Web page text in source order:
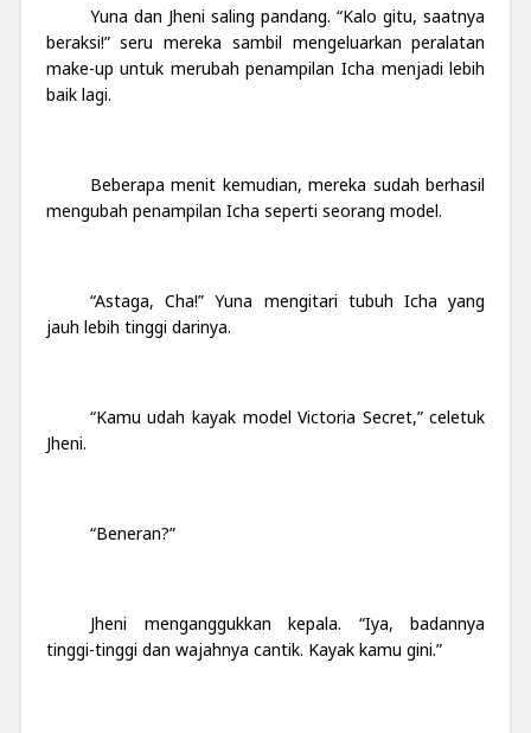
Yuna dan Jheni saling pandang. “Kalo gitu, saatnya
beraksi!” seru mereka sambil mengeluarkan peralatan
make-up untuk merubah penampilan Icha menjadi lebih
baik lagi.
Beberapa menit kemudian, mereka sudah berhasil
mengubah penampilan Icha seperti seorang model.
“Astaga, Cha!” Yuna mengitari tubuh Icha yang
jauh lebih tinggi darinya.
“Kamu udah kayak model Victoria Secret,” celetuk
Jheni.
“Beneran?”
Jheni menganggukkan kepala. “Iya, badannya
tinggi-tinggi dan wajahnya cantik. Kayak kamu gini.”